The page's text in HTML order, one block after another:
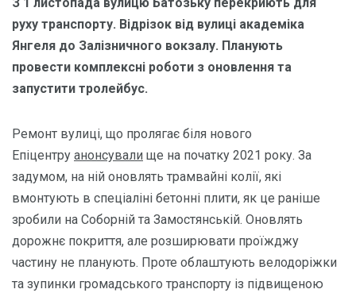
руху транспорту. Відрізок від вулиці академіка
Янгеля до Залізничного вокзалу. Планують
провести комплексні роботи з оновлення та
запустити тролейбус.
Ремонт вулиці, що пролягає біля нового
Епіцентру анонсували ще на початку 2021 року. За
задумом, на ній оновлять трамвайні колії, які
вмонтують в спеціаліні бетонні плити, як це раніше
зробили на Соборній та Замостянській. Оновлять
дорожнє покриття, але розширювати проїжджу
частину не планують. Проте облаштують велодоріжки
та зупинки громадського транспорту із підвищеною